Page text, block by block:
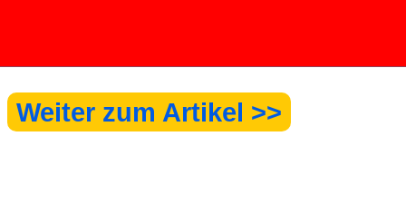
Weiter zum Artikel >>